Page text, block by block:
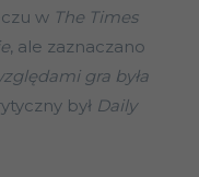
w The Times
, ale zaznaczano
gra była
był Daily